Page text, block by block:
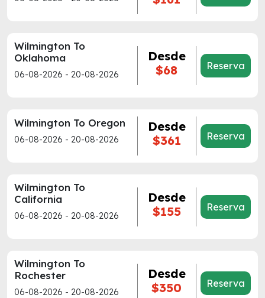
Wilmington To
Oklahoma
06-08-2026 - 20-08-2026
Desde
$68
Reserva
Wilmington To Oregon
06-08-2026 - 20-08-2026
Desde
$361
Reserva
Wilmington To
California
06-08-2026 - 20-08-2026
Desde
$155
Reserva
Wilmington To
Rochester
06-08-2026 - 20-08-2026
Desde
$350
Reserva